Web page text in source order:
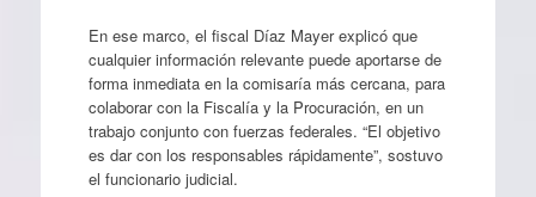
En ese marco, el fiscal Díaz Mayer explicó que
cualquier información relevante puede aportarse de
forma inmediata en la comisaría más cercana, para
colaborar con la Fiscalía y la Procuración, en un
trabajo conjunto con fuerzas federales. “El objetivo
es dar con los responsables rápidamente”, sostuvo
el funcionario judicial.